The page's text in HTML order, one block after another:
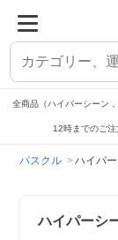
全商品（ハイパーシーン
12時までのご注
パスクル ハイパ
ハイパーシ